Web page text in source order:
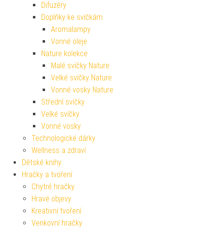
Difuzéry
Doplňky ke svíčkám
Aromalampy
Vonné oleje
Nature kolekce
Malé svíčky Nature
Velké svíčky Nature
Vonné vosky Nature
Střední svíčky
Velké svíčky
Vonné vosky
Technologické dárky
Wellness a zdraví
Dětské knihy
Hračky a tvoření
Chytré hračky
Hravé objevy
Kreativní tvoření
Venkovní hračky